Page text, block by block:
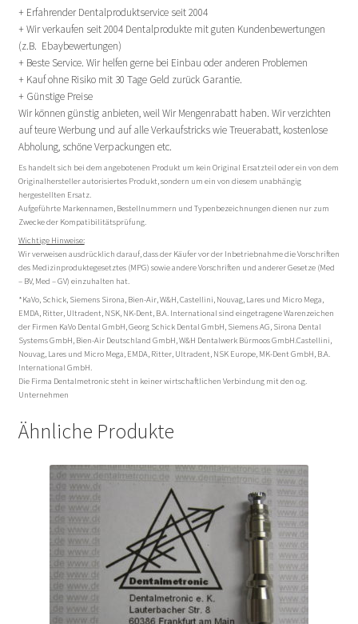
+ Erfahrender Dentalproduktservice seit 2004
+ Wir verkaufen seit 2004 Dentalprodukte mit guten Kundenbewertungen
(z.B. Ebaybewertungen)
+ Beste Service. Wir helfen gerne bei Einbau oder anderen Problemen
+ Kauf ohne Risiko mit 30 Tage Geld zurück Garantie.
+ Günstige Preise
Wir können günstig anbieten, weil Wir Mengenrabatt haben. Wir verzichten
auf teure Werbung und auf alle Verkaufstricks wie Treuerabatt, kostenlose
Abholung, schöne Verpackungen etc.
Es handelt sich bei dem angebotenen Produkt um kein Original Ersatzteil oder ein von dem
Originalhersteller autorisiertes Produkt, sondern um ein von diesem unabhängig
hergestellten Ersatz.
Aufgeführte Markennamen, Bestellnummern und Typenbezeichnungen dienen nur zum
Zwecke der Kompatibilitätsprüfung.
Wichtige Hinweise:
Wir verweisen ausdrücklich darauf, dass der Käufer vor der Inbetriebnahme die Vorschriften
des Medizinproduktegesetztes (MPG) sowie andere Vorschriften und anderer Gesetze (Med
– BV, Med – GV) einzuhalten hat.
*KaVo, Schick, Siemens Sirona, Bien-Air, W&H, Castellini, Nouvag, Lares und Micro Mega,
EMDA, Ritter, Ultradent, NSK, NK-Dent, B.A. International sind eingetragene Warenzeichen
der Firmen KaVo Dental GmbH, Georg Schick Dental GmbH, Siemens AG, Sirona Dental
Systems GmbH, Bien-Air Deutschland GmbH, W&H Dentalwerk Bürmoos GmbH.Castellini,
Nouvag, Lares und Micro Mega, EMDA, Ritter, Ultradent, NSK Europe, MK-Dent GmbH, B.A.
International GmbH.
Die Firma Dentalmetronic steht in keiner wirtschaftlichen Verbindung mit den o.g.
Unternehmen
Ähnliche Produkte